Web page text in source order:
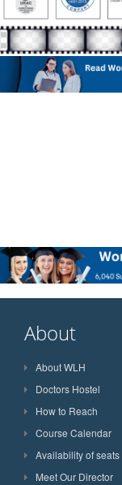
About
About WLH
Doctors Hostel
How to Reach
Course Calendar
Availability of seats
Meet Our Director